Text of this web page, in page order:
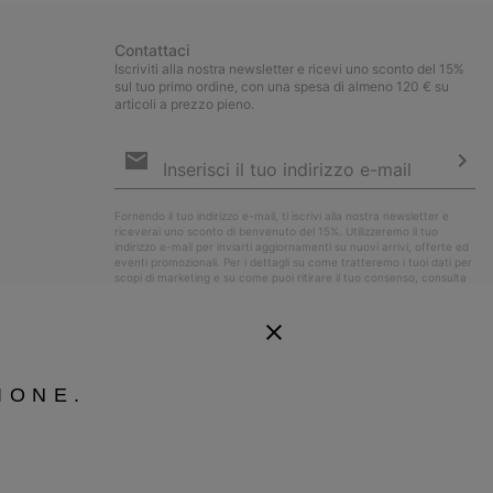
Contattaci
Iscriviti alla nostra newsletter e ricevi uno sconto del 15%
sul tuo primo ordine, con una spesa di almeno 120 € su
articoli a prezzo pieno.
e-
Fornendo il tuo indirizzo e-mail, ti iscrivi alla nostra newsletter e
riceverai uno sconto di benvenuto del 15%. Utilizzeremo il tuo
indirizzo e-mail per inviarti aggiornamenti su nuovi arrivi, offerte ed
eventi promozionali. Per i dettagli su come tratteremo i tuoi dati per
scopi di marketing e su come puoi ritirare il tuo consenso, consulta